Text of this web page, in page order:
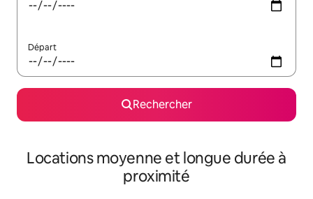
Départ
Rechercher
Locations moyenne et longue durée à
proximité